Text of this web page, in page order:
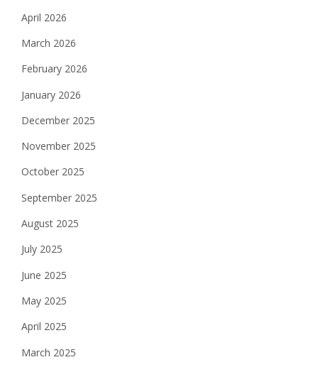
April 2026
March 2026
February 2026
January 2026
December 2025
November 2025
October 2025
September 2025
August 2025
July 2025
June 2025
May 2025
April 2025
March 2025